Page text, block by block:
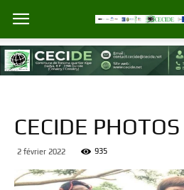
CECIDE
2 février 2022 935